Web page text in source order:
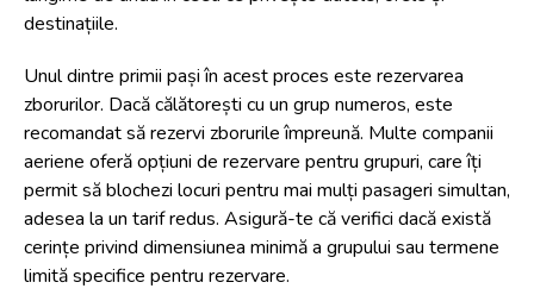
destinațiile.
Unul dintre primii pași în acest proces este rezervarea
zborurilor. Dacă călătorești cu un grup numeros, este
recomandat să rezervi zborurile împreună. Multe companii
aeriene oferă opțiuni de rezervare pentru grupuri, care îți
permit să blochezi locuri pentru mai mulți pasageri simultan,
adesea la un tarif redus. Asigură-te că verifici dacă există
cerințe privind dimensiunea minimă a grupului sau termene
limită specifice pentru rezervare.